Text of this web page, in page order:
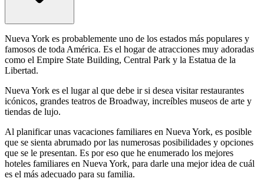
Nueva York es probablemente uno de los estados más populares y
famosos de toda América. Es el hogar de atracciones muy adoradas
como el Empire State Building, Central Park y la Estatua de la
Libertad.
Nueva York es el lugar al que debe ir si desea visitar restaurantes
icónicos, grandes teatros de Broadway, increíbles museos de arte y
tiendas de lujo.
Al planificar unas vacaciones familiares en Nueva York, es posible
que se sienta abrumado por las numerosas posibilidades y opciones
que se le presentan. Es por eso que he enumerado los mejores
hoteles familiares en Nueva York, para darle una mejor idea de cuál
es el más adecuado para su familia.